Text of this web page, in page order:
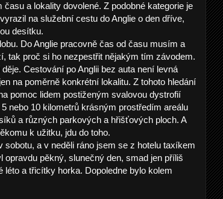
a lokality dovolené. Z podobné kategorie je
na služební cestu do Anglie o den dříve,
desítku.
Do Anglie pracovně čas od času musím a
tak proč si ho nezpestřit nějakým tím závodem.
Cestování po Anglii bez auta není levná
na poměrně konkrétní lokalitu. Z tohoto hledání
pomoc lidem postiženým svalovou dystrofií
nebo 10 kilometrů krásným prostředím areálu
a různých parkových a hřišťových ploch. A
k užitku, jdu do toho.
a v neděli ráno jsem se z hotelu taxíkem
pěkný, slunečný den, smad jen příliš
léto a třicítky horka. Dopoledne bylo kolem